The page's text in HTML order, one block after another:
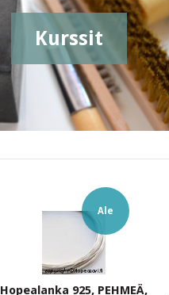
Kurssit
Ale
Hopealanka 925, PEHMEÄ,